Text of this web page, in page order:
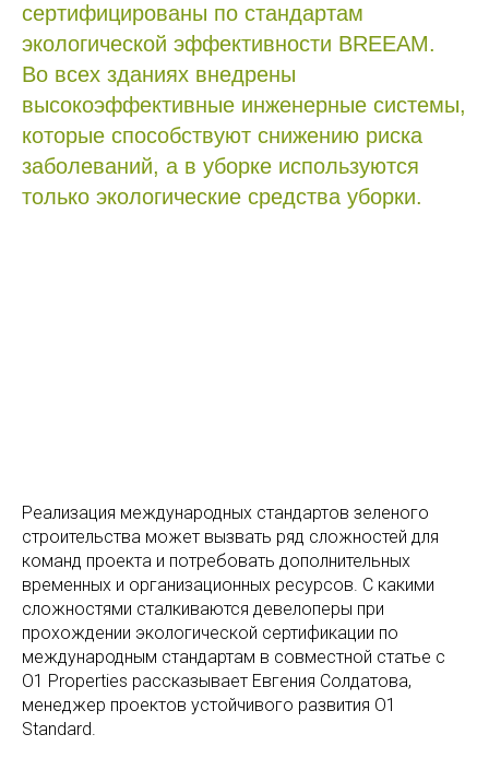
сертифицированы по стандартам
экологической эффективности BREEAM.
Во всех зданиях внедрены
высокоэффективные инженерные системы,
которые способствуют снижению риска
заболеваний, а в уборке используются
только экологические средства уборки.
Реализация международных стандартов зеленого
строительства может вызвать ряд сложностей для
команд проекта и потребовать дополнительных
временных и организационных ресурсов. C какими
сложностями сталкиваются девелоперы при
прохождении экологической сертификации по
международным стандартам в совместной статье с
O1 Properties рассказывает Евгения Солдатова,
менеджер проектов устойчивого развития O1
Standard.